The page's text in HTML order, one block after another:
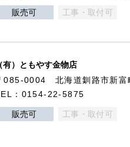
販売可 工事・取付可
有）ともやす金物店
085-0004 北海道釧路市新富
：0154-22-5875
販売可 工事・取付可